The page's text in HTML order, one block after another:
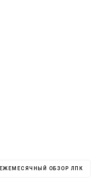
ЕЖЕМЕСЯЧНЫЙ ОБЗОР ЛПК